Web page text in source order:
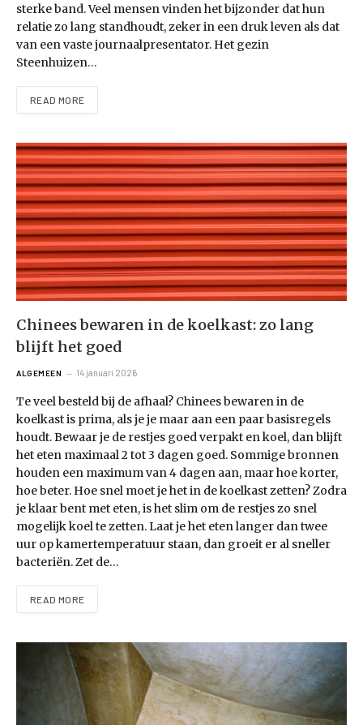
sterke band. Veel mensen vinden het bijzonder dat hun
relatie zo lang standhoudt, zeker in een druk leven als dat
van een vaste journaalpresentator. Het gezin
Steenhuizen…
READ MORE
Chinees bewaren in de koelkast: zo lang
blijft het goed
ALGEMEEN 14 januari 2026
Te veel besteld bij de afhaal? Chinees bewaren in de
koelkast is prima, als je je maar aan een paar basisregels
houdt. Bewaar je de restjes goed verpakt en koel, dan blijft
het eten maximaal 2 tot 3 dagen goed. Sommige bronnen
houden een maximum van 4 dagen aan, maar hoe korter,
hoe beter. Hoe snel moet je het in de koelkast zetten? Zodra
je klaar bent met eten, is het slim om de restjes zo snel
mogelijk koel te zetten. Laat je het eten langer dan twee
uur op kamertemperatuur staan, dan groeit er al sneller
bacteriën. Zet de…
READ MORE